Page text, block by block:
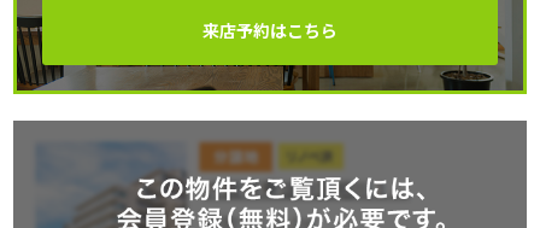
来店予約はこちら